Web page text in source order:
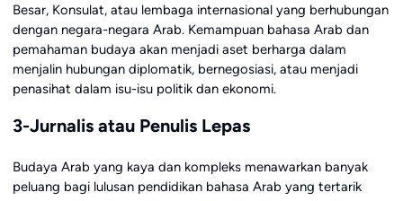
Besar, Konsulat, atau lembaga internasional yang berhubungan
dengan negara-negara Arab. Kemampuan bahasa Arab dan
pemahaman budaya akan menjadi aset berharga dalam
menjalin hubungan diplomatik, bernegosiasi, atau menjadi
penasihat dalam isu-isu politik dan ekonomi.
3-Jurnalis atau Penulis Lepas
Budaya Arab yang kaya dan kompleks menawarkan banyak
peluang bagi lulusan pendidikan bahasa Arab yang tertarik